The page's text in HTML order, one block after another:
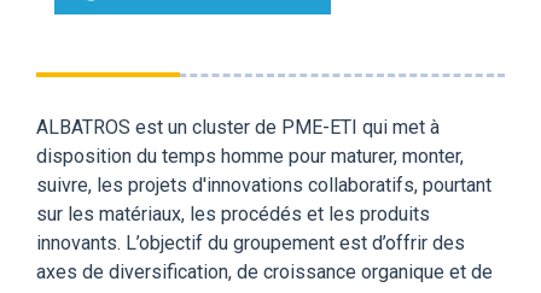
ALBATROS est un cluster de PME-ETI qui met à
disposition du temps homme pour maturer, monter,
suivre, les projets d'innovations collaboratifs, pourtant
sur les matériaux, les procédés et les produits
innovants. L’objectif du groupement est d’offrir des
axes de diversification, de croissance organique et de